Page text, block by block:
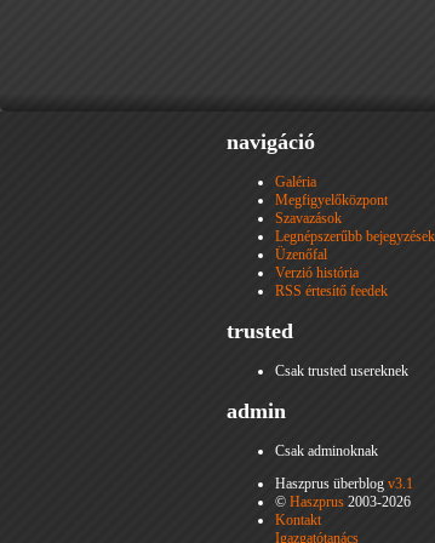
navigáció
Galéria
Megfigyelőközpont
Szavazások
Legnépszerűbb bejegyzések
Üzenőfal
Verzió história
RSS értesítő feedek
trusted
Csak trusted usereknek
admin
Csak adminoknak
Haszprus überblog v3.1
© Haszprus 2003-2026
Kontakt
Igazgatótanács